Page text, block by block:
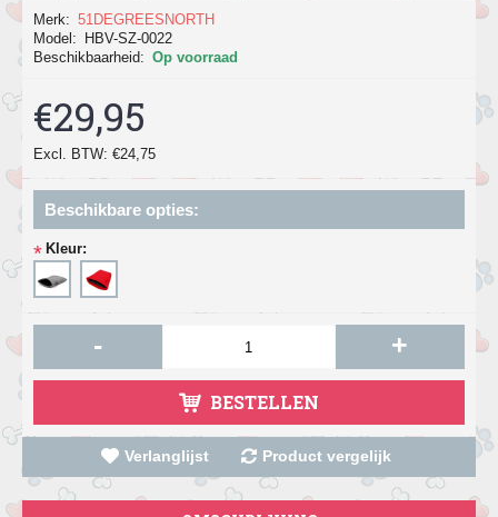
Merk: 51DEGREESNORTH
Model:
HBV-SZ-0022
Beschikbaarheid: Op voorraad
€29,95
Excl. BTW: €24,75
Beschikbare opties:
* Kleur:
- +
BESTELLEN
Verlanglijst Product vergelijk